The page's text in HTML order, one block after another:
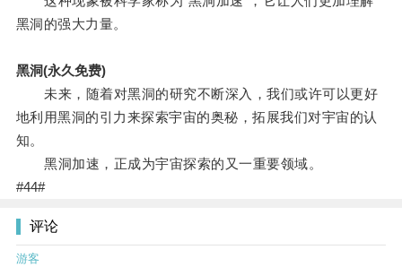
黑洞的强大力量。
黑洞(永久免费)
未来，随着对黑洞的研究不断深入，我们或许可以更好
地利用黑洞的引力来探索宇宙的奥秘，拓展我们对宇宙的认
知。
黑洞加速，正成为宇宙探索的又一重要领域。
#44#
评论
游客